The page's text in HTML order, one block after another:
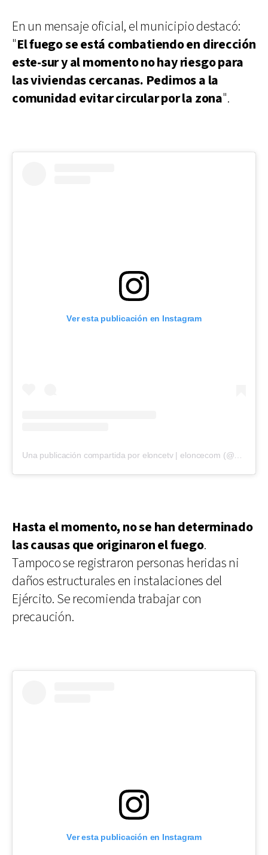
En un mensaje oficial, el municipio destacó:
"El fuego se está combatiendo en dirección
este-sur y al momento no hay riesgo para
las viviendas cercanas. Pedimos a la
comunidad evitar circular por la zona".
Ver esta publicación en Instagram
Hasta el momento, no se han determinado
las causas que originaron el fuego.
Tampoco se registraron personas heridas ni
daños estructurales en instalaciones del
Ejército. Se recomienda trabajar con
precaución.
Ver esta publicación en Instagram